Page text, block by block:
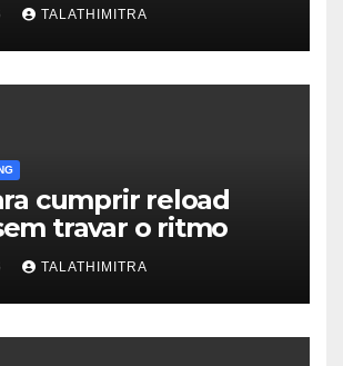
TALATHIMITRA
cumprir reload
travar o ritmo
TALATHIMITRA